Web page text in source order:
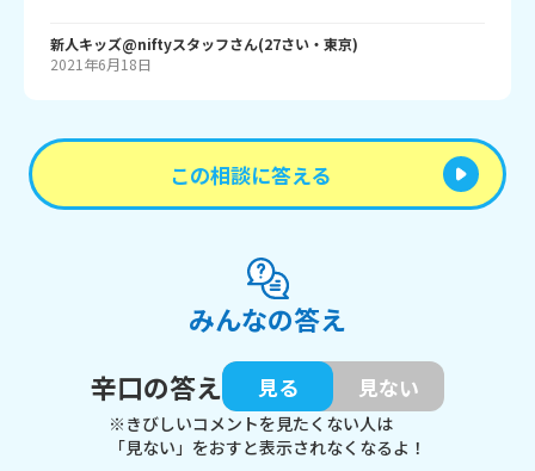
新人キッズ@niftyスタッフさん(27さい・ 東京)
2021年6月18日
この相談に答える
みんなの答え
辛口の答え
見る 見ない
※きびしいコメントを見たくない人は
「見ない」をおすと表示されなくなるよ！